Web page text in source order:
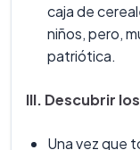
caja de
niños, pero,
patriótica.
III. Descubrir
Una vez que